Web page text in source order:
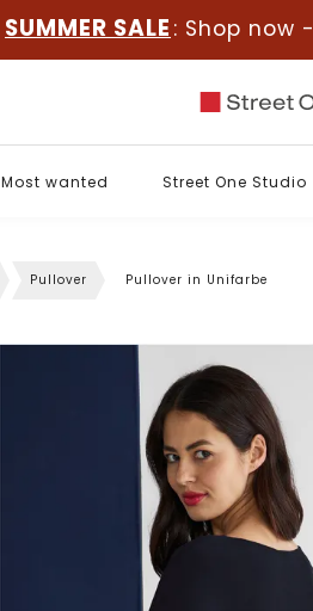
SUMMER SALE : Shop now -
Most wanted Street One Studio
Pullover Pullover in Unifarbe